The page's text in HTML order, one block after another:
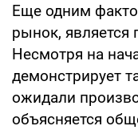
Еще одним
рынок, является
Несмотря на
демонстрирует
ожидали
объясняется